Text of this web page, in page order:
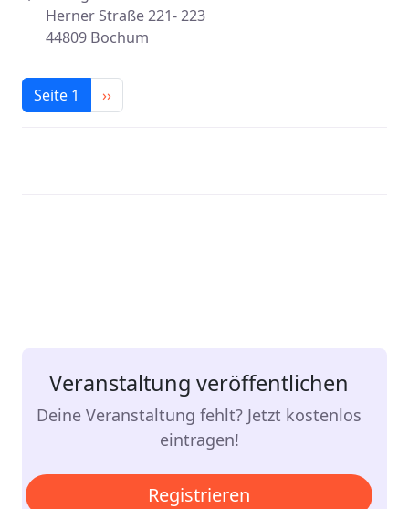
Herner Straße 221- 223
44809 Bochum
Seitennummerierung
Seite 1 Nächste Seite
››
Veranstaltung veröffentlichen
Deine Veranstaltung fehlt? Jetzt kostenlos
eintragen!
Registrieren